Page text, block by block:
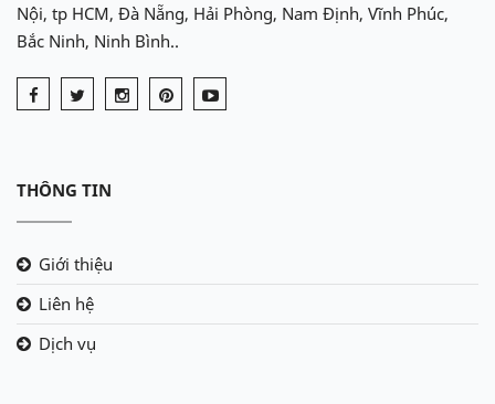
Nội, tp HCM, Đà Nẵng, Hải Phòng, Nam Định, Vĩnh Phúc,
Bắc Ninh, Ninh Bình..
THÔNG TIN
Giới thiệu
Liên hệ
Dịch vụ